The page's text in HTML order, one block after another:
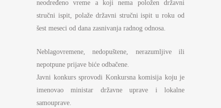
neodređeno vreme a koji nema položen državni
stručni ispit, polaže državni stručni ispit u roku od
šest meseci od dana zasnivanja radnog odnosa.
Neblagovremene, nedopuštene, nerazumljive ili
nepotpune prijave biće odbačene.
Javni konkurs sprovodi Konkursna komisija koju je
imenovao ministar državne uprave i lokalne
samouprave.